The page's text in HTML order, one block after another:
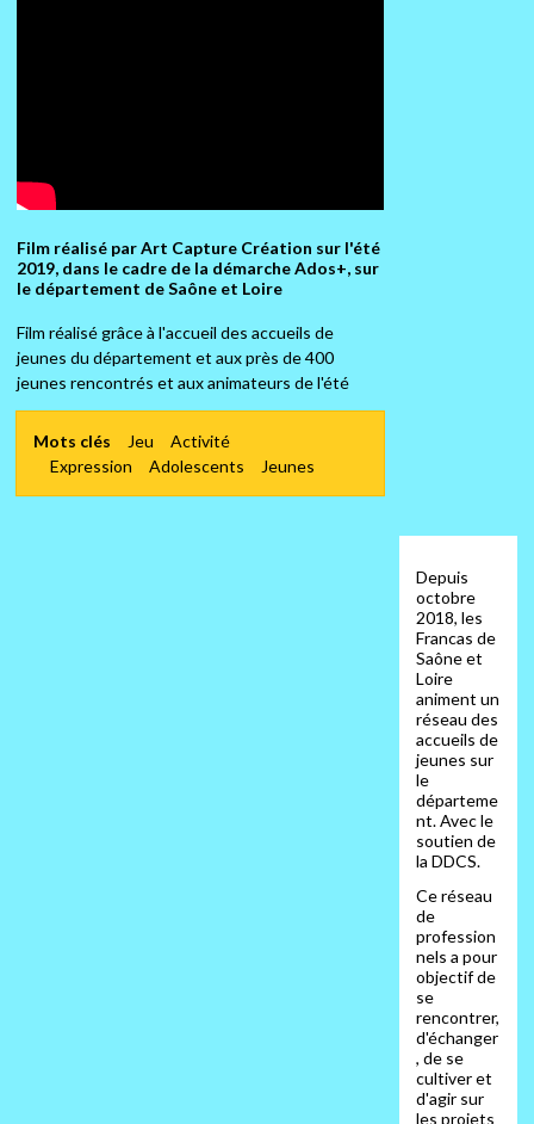
Film réalisé par Art Capture Création sur l'été
2019, dans le cadre de la démarche Ados+, sur
le département de Saône et Loire
Film réalisé grâce à l'accueil des accueils de
jeunes du département et aux près de 400
jeunes rencontrés et aux animateurs de l'été
Mots clés Jeu
Activité
Expression
Adolescents Jeunes
Depuis
octobre
2018, les
Francas de
Saône et
Loire
animent un
réseau des
accueils de
jeunes sur
le
départeme
nt. Avec le
soutien de
la DDCS.
Ce réseau
de
profession
nels a pour
objectif de
se
rencontrer,
d'échanger
, de se
cultiver et
d'agir sur
les projets